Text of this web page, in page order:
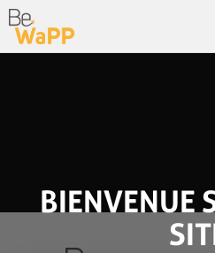
BIENVENUE